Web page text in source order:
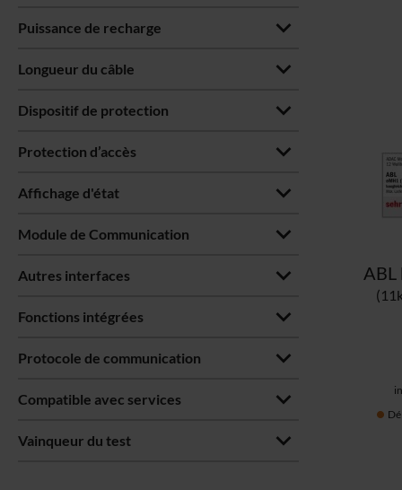
Puissance de recharge
Longueur du câble
Dispositif de protection
Protection d’accès
Affichage d'état
Module de Communication
Autres interfaces
Fonctions intégrées
Protocole de communication
Compatible avec services
Vainqueur du test